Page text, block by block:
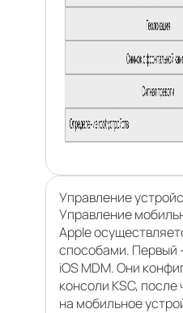
Управление
Управление
Apple
способами. Первый
iOS MDM. Они
консоли KSC,
на мобильное